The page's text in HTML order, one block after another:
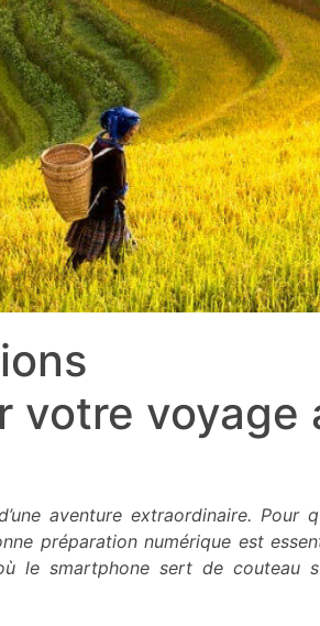
votre voyage
aventure extraordinaire. Pour
préparation numérique est
le smartphone sert de couteau